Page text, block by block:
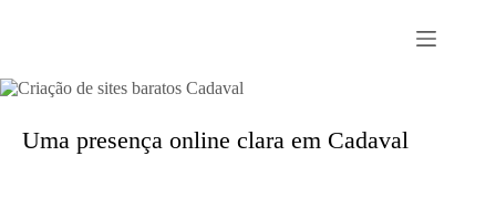
Uma presença online clara em Cadaval